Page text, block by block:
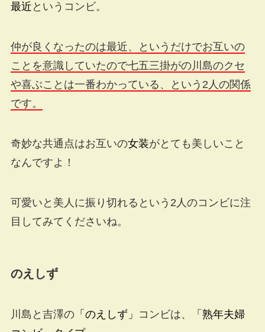
最近 というコンビ。
仲が良くなったのは最近、というだけでお互いの
ことを意識していたので七五三掛がの川島のクセ
や喜ぶことは一番わかっている、という2人の関係
です。
奇妙な共通点はお互いの女装がとても美しいこと
なんですよ！
可愛いと美人に振り切れるという2人のコンビに注
目してみてくださいね。
のえしず
川島と吉澤の「のえしず」 コンビは、
「熟年夫婦